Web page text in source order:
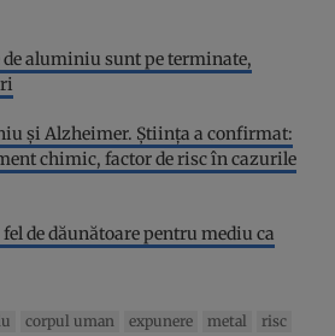
aluminiu sunt pe terminate,
şi Alzheimer. Ştiinţa a confirmat:
chimic, factor de risc în cazurile
de dăunătoare pentru mediu ca
corpul uman expunere metal
risc